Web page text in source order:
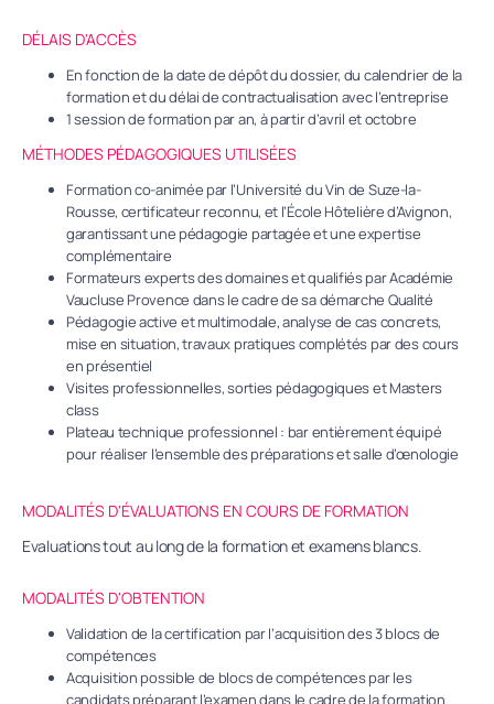
DÉLAIS D'ACCÈS
En fonction de la date de dépôt du dossier, du calendrier de la
formation et du délai de contractualisation avec l’entreprise
1 session de formation par an, à partir d’avril et octobre
MÉTHODES PÉDAGOGIQUES UTILISÉES
Formation co-animée par l’Université du Vin de Suze-la-
Rousse, certificateur reconnu, et l’École Hôtelière d’Avignon,
garantissant une pédagogie partagée et une expertise
complémentaire
Formateurs experts des domaines et qualifiés par Académie
Vaucluse Provence dans le cadre de sa démarche Qualité
Pédagogie active et multimodale, analyse de cas concrets,
mise en situation, travaux pratiques complétés par des cours
en présentiel
Visites professionnelles, sorties pédagogiques et Masters
class
Plateau technique professionnel : bar entièrement équipé
pour réaliser l’ensemble des préparations et salle d’œnologie
MODALITÉS D'ÉVALUATIONS EN COURS DE FORMATION
Evaluations tout au long de la formation et examens blancs.
MODALITÉS D'OBTENTION
Validation de la certification par l’acquisition des 3 blocs de
compétences
Acquisition possible de blocs de compétences par les
candidats préparant l’examen dans le cadre de la formation